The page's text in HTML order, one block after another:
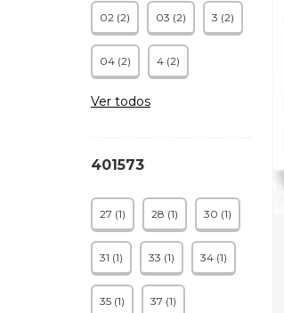
02 (2) 03 (2) 3 (2)
04 (2) 4 (2)
Ver todos
401573
27 (1) 28 (1) 30 (1)
31 (1) 33 (1) 34 (1)
35 (1) 37 (1)